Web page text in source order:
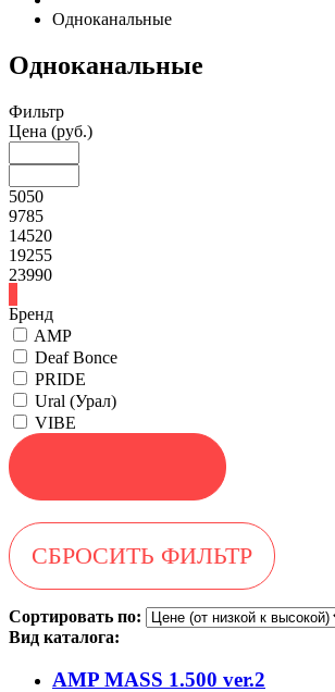
Одноканальные
Одноканальные
Фильтр
Цена (руб.)
5050
9785
14520
19255
23990
Бренд
AMP
Deaf Bonce
PRIDE
Ural (Урал)
VIBE
Сортировать по:
Вид каталога:
AMP MASS 1.500 ver.2